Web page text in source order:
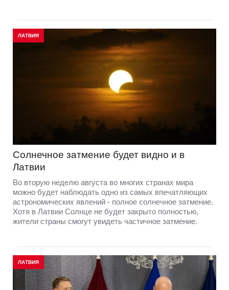
ЛАТВИЯ
Солнечное затмение будет видно и в
Латвии
Во вторую неделю августа во многих странах мира
можно будет наблюдать одно из самых впечатляющих
астрономических явлений - полное солнечное затмение.
Хотя в Латвии Солнце не будет закрыто полностью,
жители страны смогут увидеть частичное затмение.
ЛАТВИЯ